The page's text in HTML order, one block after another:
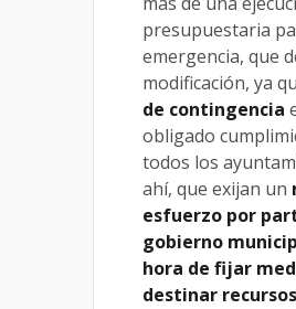
presupuestaria
emergencia, que
modificación, ya
de contingencia
obligado
todos los
ahí, que exijan un
esfuerzo por
gobierno
hora de fijar
destinar